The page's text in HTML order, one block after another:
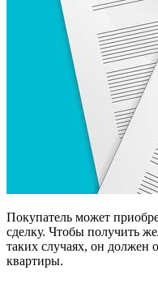
Покупатель может
сделку. Чтобы получить
таких случаях, он должен
квартиры.